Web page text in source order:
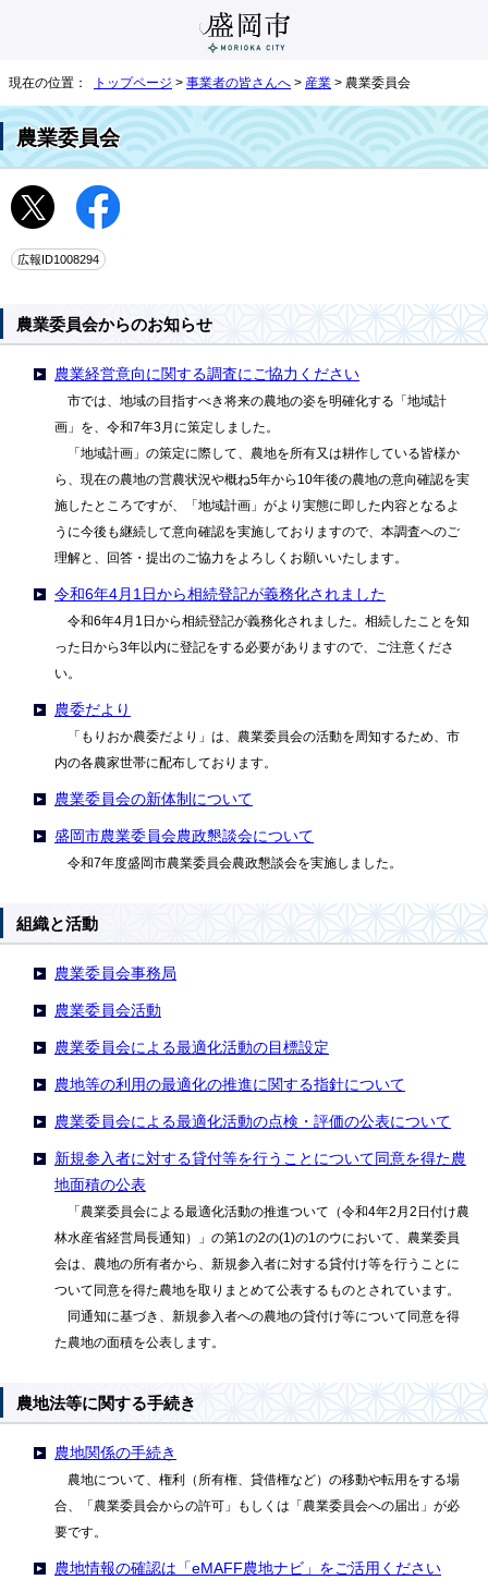
現在の位置： トップページ > 事業者の皆さんへ > 産業 > 農業委員会
農業委員会
広報ID1008294
農業委員会からのお知らせ
農業経営意向に関する調査にご協力ください
市では、地域の目指すべき将来の農地の姿を明確化する「地域計
画」を、令和7年3月に策定しました。
「地域計画」の策定に際して、農地を所有又は耕作している皆様か
ら、現在の農地の営農状況や概ね5年から10年後の農地の意向確認を実
施したところですが、「地域計画」がより実態に即した内容となるよ
うに今後も継続して意向確認を実施しておりますので、本調査へのご
理解と、回答・提出のご協力をよろしくお願いいたします。
令和6年4月1日から相続登記が義務化されました
令和6年4月1日から相続登記が義務化されました。相続したことを知
った日から3年以内に登記をする必要がありますので、ご注意くださ
い。
農委だより
「もりおか農委だより」は、農業委員会の活動を周知するため、市
内の各農家世帯に配布しております。
農業委員会の新体制について
盛岡市農業委員会農政懇談会について
令和7年度盛岡市農業委員会農政懇談会を実施しました。
組織と活動
農業委員会事務局
農業委員会活動
農業委員会による最適化活動の目標設定
農地等の利用の最適化の推進に関する指針について
農業委員会による最適化活動の点検・評価の公表について
新規参入者に対する貸付等を行うことについて同意を得た農
地面積の公表
「農業委員会による最適化活動の推進ついて（令和4年2月2日付け農
林水産省経営局長通知）」の第1の2の(1)の1のウにおいて、農業委員
会は、農地の所有者から、新規参入者に対する貸付け等を行うことに
ついて同意を得た農地を取りまとめて公表するものとされています。
同通知に基づき、新規参入者への農地の貸付け等について同意を得
た農地の面積を公表します。
農地法等に関する手続き
農地関係の手続き
農地について、権利（所有権、貸借権など）の移動や転用をする場
合、「農業委員会からの許可」もしくは「農業委員会への届出」が必
要です。
農地情報の確認は「eMAFF農地ナビ」をご活用ください